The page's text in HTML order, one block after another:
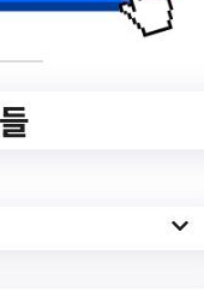
원사업